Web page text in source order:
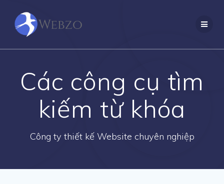
Các công cụ tìm
kiếm từ khóa
Công ty thiết kế Website chuyên nghiệp